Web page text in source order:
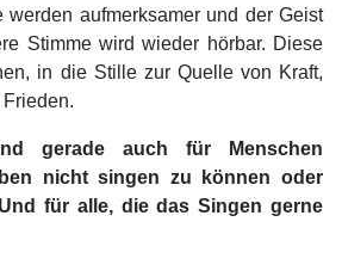
werden aufmerksamer und der Geist
Stimme wird wieder hörbar. Diese
in die Stille zur Quelle von Kraft,
gerade auch für Menschen
nicht singen zu können oder
für alle, die das Singen gerne